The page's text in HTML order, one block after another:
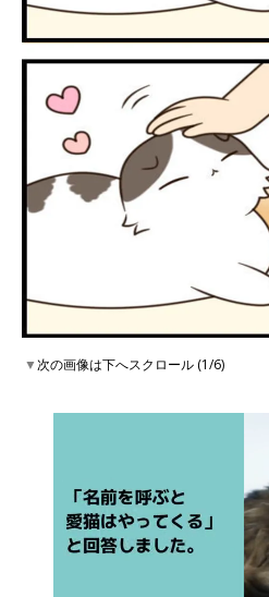
▼次の画像は下へスクロール (1/6)